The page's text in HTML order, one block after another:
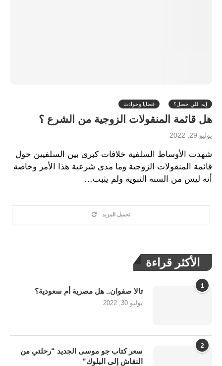
إيه اللي حصل؟ قضايا وحوادث
هل قائمة المنقولات الزوجية من الشرع ؟
يوليو 29, 2022
شهدت الأوساط السلفية خلافات كبرى بين السلفيين حول
قائمة المنقولات الزوجية وما مدى شرعية هذا الأمر وخاصة
أنه ليس من السنة النبوية ولم يثبت…
تحميل المزيد
الأكثر قراءة
1
تالا صفوان.. هل مصرية أم سعودية؟
يوليو 30, 2022
2
سعر كتاب جو موسى الجديد “رحلتي من
النقاش إلى البلوك”